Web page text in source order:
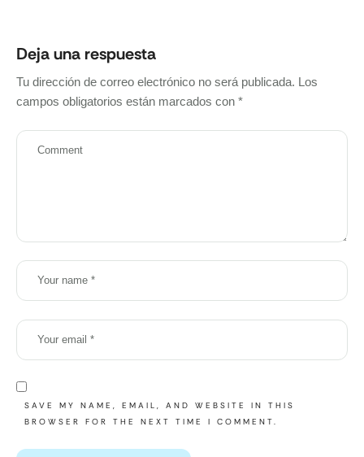
Deja una respuesta
Tu dirección de correo electrónico no será publicada. Los
campos obligatorios están marcados con *
SAVE MY NAME, EMAIL, AND WEBSITE IN THIS
BROWSER FOR THE NEXT TIME I COMMENT.